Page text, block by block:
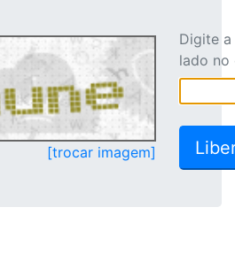
[trocar imagem]
Digite
lado no